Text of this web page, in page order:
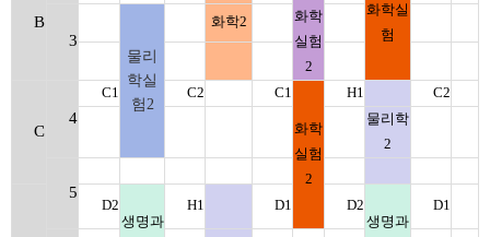
화학
실험
2
B
화학실
험
3
물리
학실
험2
화학2
C
4
C1 C2 C1
화학
실험
2
H1
C2
물리학
2
5
D2
생명과
H1 D1
D2
생명과
D1